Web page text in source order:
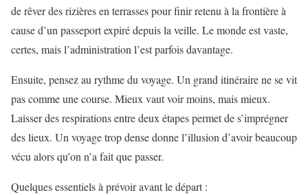
de rêver des rizières en terrasses pour finir retenu à la frontière à
cause d’un passeport expiré depuis la veille. Le monde est vaste,
certes, mais l’administration l’est parfois davantage.
Ensuite, pensez au rythme du voyage. Un grand itinéraire ne se vit
pas comme une course. Mieux vaut voir moins, mais mieux.
Laisser des respirations entre deux étapes permet de s’imprégner
des lieux. Un voyage trop dense donne l’illusion d’avoir beaucoup
vécu alors qu’on n’a fait que passer.
Quelques essentiels à prévoir avant le départ :